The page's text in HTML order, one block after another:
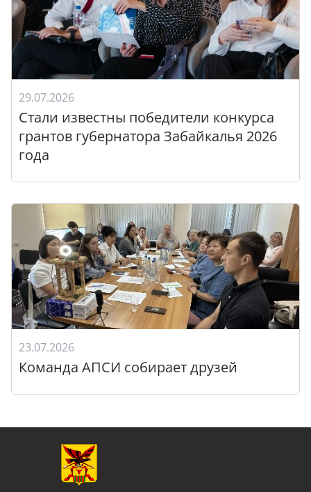
29.07.2026
Стали известны победители конкурса
грантов губернатора Забайкалья 2026
года
23.07.2026
Команда АПСИ собирает друзей